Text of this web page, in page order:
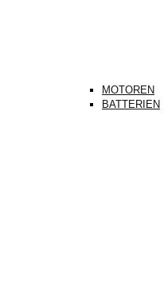
MOTOREN
BATTERIEN